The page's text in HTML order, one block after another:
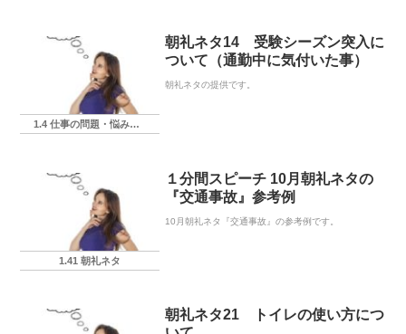
1.4 仕事の問題・悩み・相談
朝礼ネタ14 受験シーズン突入に
ついて（通勤中に気付いた事）
朝礼ネタの提供です。
1.41 朝礼ネタ
１分間スピーチ 10月朝礼ネタの
『交通事故』参考例
10月朝礼ネタ『交通事故』の参考例です。
朝礼ネタ21 トイレの使い方につ